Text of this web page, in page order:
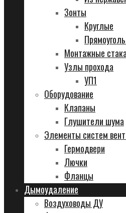
Зонты
Круглые
Монтажные
Узлы прохода
УП1
Оборудование
Клапаны
Глушители шума
Элементы систем
Гермодвери
Лючки
Фланцы
Дымоудаление
Воздуховоды ДУ